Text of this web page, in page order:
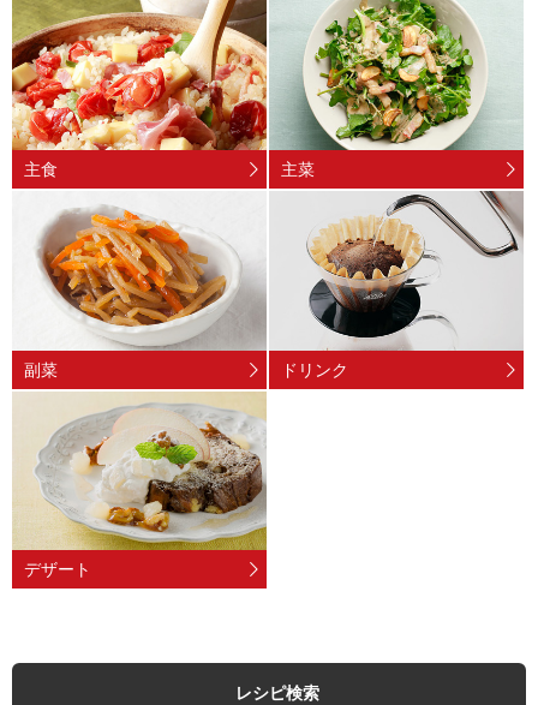
主食 主菜
副菜 ドリンク
デザート
レシピ検索